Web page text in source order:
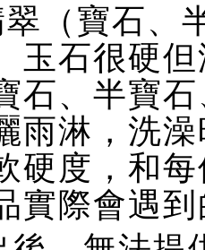
（寶石、
玉石很硬
石、半寶
雨淋，洗
硬度，和
實際會遇